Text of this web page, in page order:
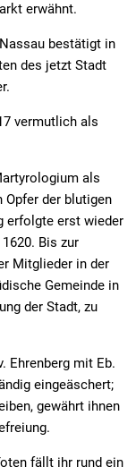
erwähnt.
bestätigt in
des jetzt Stadt
vermutlich als
als
Opfer der blutigen
erfolgte erst wieder
Bis zur
Mitglieder in der
Gemeinde in
der Stadt, zu
Ehrenberg mit Eb.
eingeäschert;
gewährt ihnen
fällt ihr rund ein